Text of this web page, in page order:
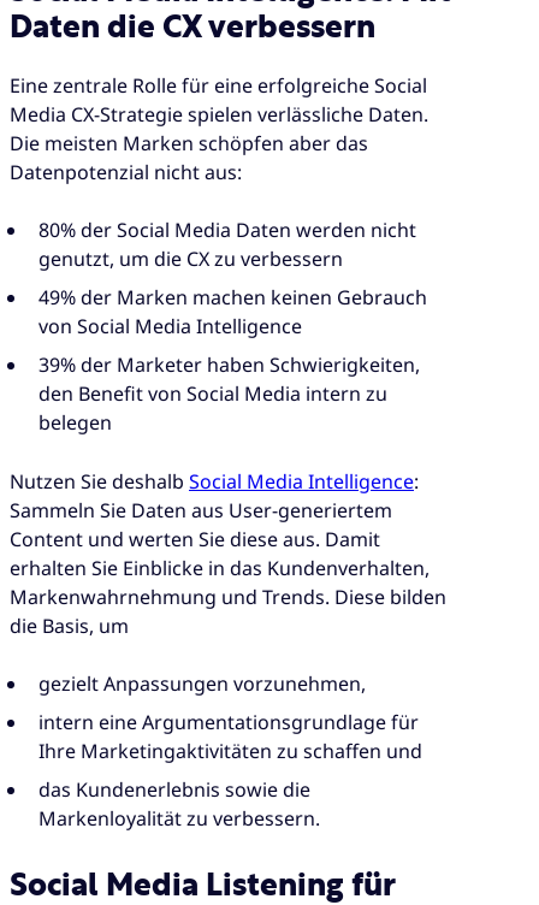
Daten die CX verbessern
Eine zentrale Rolle für eine erfolgreiche Social
Media CX-Strategie spielen verlässliche Daten.
Die meisten Marken schöpfen aber das
Datenpotenzial nicht aus:
80% der Social Media Daten werden nicht
genutzt, um die CX zu verbessern
49% der Marken machen keinen Gebrauch
von Social Media Intelligence
39% der Marketer haben Schwierigkeiten,
den Benefit von Social Media intern zu
belegen
Nutzen Sie deshalb Social Media Intelligence:
Sammeln Sie Daten aus User-generiertem
Content und werten Sie diese aus. Damit
erhalten Sie Einblicke in das Kundenverhalten,
Markenwahrnehmung und Trends. Diese bilden
die Basis, um
gezielt Anpassungen vorzunehmen,
intern eine Argumentationsgrundlage für
Ihre Marketingaktivitäten zu schaffen und
das Kundenerlebnis sowie die
Markenloyalität zu verbessern.
Social Media Listening für